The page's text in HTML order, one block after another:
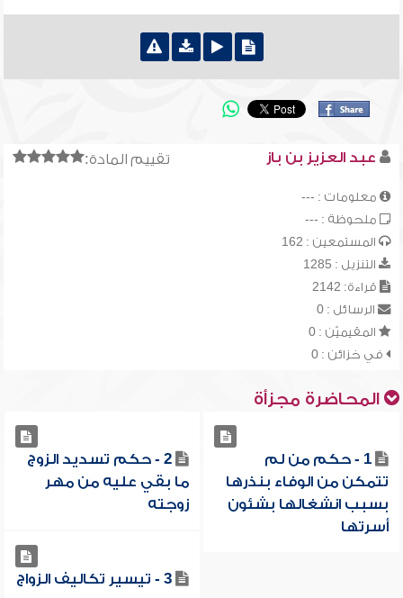
تقييم المادة: عبد العزيز بن باز
معلومات : ---
ملحوظة : ---
المستمعين : 162
التنزيل : 1285
قراءة: 2142
الرسائل : 0
المقيميّن : 0
في خزائن : 0
المحاضرة مجزأة
1 - حكم من لم
تتمكن من الوفاء بنذرها
بسبب انشغالها بشئون
أسرتها
2 - حكم تسديد الزوج
ما بقي عليه من مهر
زوجته
3 - تيسير تكاليف الزواج